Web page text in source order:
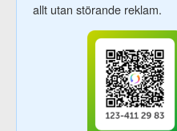
allt utan störande reklam.